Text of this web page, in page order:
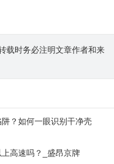
载时务必注明文章作者和来
？如何一眼识别干净壳
高速吗？_盛昂京牌